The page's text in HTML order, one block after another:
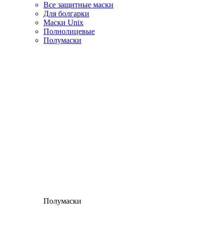
Все защитные маски
Для болгарки
Маски Unix
Полнолицевые
Полумаски
Полумаски